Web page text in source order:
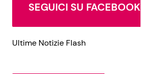
SEGUICI SU FACEBOOK
Ultime Notizie Flash